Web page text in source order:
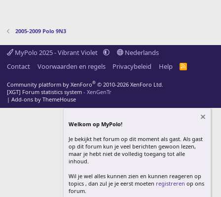
2005-2009 Polo 9N3
MyPolo 2025 - Vibrant Violet
Nederlands
Contact
Voorwaarden en regels Privacybeleid Help
R
S
Community platform by XenForo® © 2010-2026 XenForo Ltd.
[XGT] Forum statistics system - XenGenTr
| Add-ons by ThemeHouse
Welkom op MyPolo!
Je bekijkt het forum op dit moment als gast. Als gast
op dit forum kun je veel berichten gewoon lezen,
maar je hebt niet de volledig toegang tot alle
inhoud.
Wil je wel alles kunnen zien en kunnen reageren op
topics , dan zul je je eerst moeten registreren op ons
forum.